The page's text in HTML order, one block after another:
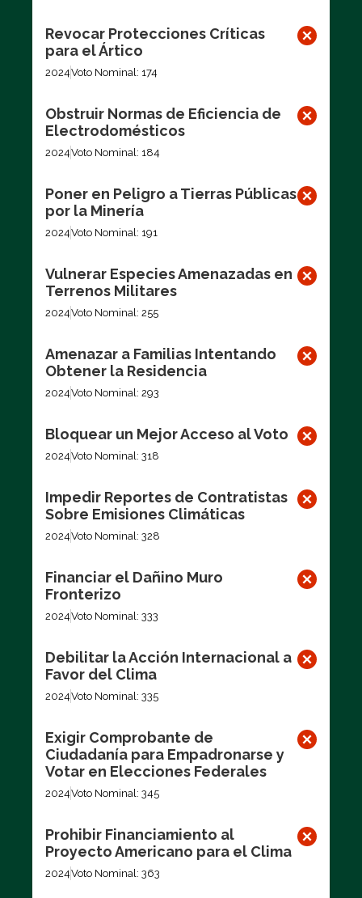
Revocar Protecciones Críticas
para el Ártico
2024Voto Nominal: 174
Obstruir Normas de Eficiencia de
Electrodomésticos
2024Voto Nominal: 184
Poner en Peligro a Tierras Públicas
por la Minería
2024Voto Nominal: 191
Vulnerar Especies Amenazadas en
Terrenos Militares
2024Voto Nominal: 255
Amenazar a Familias Intentando
Obtener la Residencia
2024Voto Nominal: 293
Bloquear un Mejor Acceso al Voto
2024Voto Nominal: 318
Impedir Reportes de Contratistas
Sobre Emisiones Climáticas
2024Voto Nominal: 328
Financiar el Dañino Muro
Fronterizo
2024Voto Nominal: 333
Debilitar la Acción Internacional a
Favor del Clima
2024Voto Nominal: 335
Exigir Comprobante de
Ciudadanía para Empadronarse y
Votar en Elecciones Federales
2024Voto Nominal: 345
Prohibir Financiamiento al
Proyecto Americano para el Clima
2024Voto Nominal: 363